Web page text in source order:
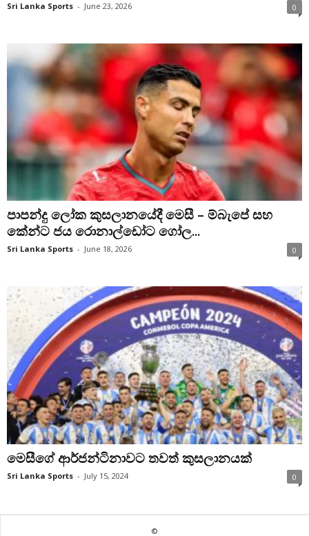
Sri Lanka Sports - June 23, 2026 0
පාපන්දු ලෝක කුසලානයේදී මෙසී – ම්බැපේ සහ
කේන්ට ජය රොනාල්ඩෝට ගෝල...
Sri Lanka Sports - June 18, 2026 0
මෙසීගේ ආර්ජන්ටිනාවට තවත් කුසලානයක්
Sri Lanka Sports - July 15, 2024 0
©